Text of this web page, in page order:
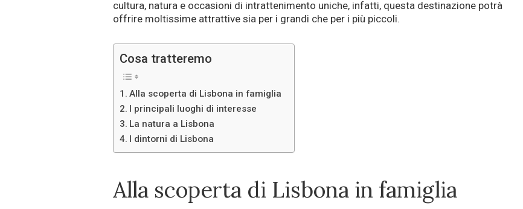
cultura, natura e occasioni di intrattenimento uniche, infatti, questa destinazione potrà
offrire moltissime attrattive sia per i grandi che per i più piccoli.
Cosa tratteremo
Alla scoperta di Lisbona in famiglia
I principali luoghi di interesse
La natura a Lisbona
I dintorni di Lisbona
Alla scoperta di Lisbona in famiglia